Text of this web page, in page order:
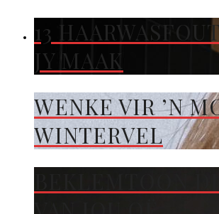
13
JY MAAK
WENKE VIR ’N
WINTERVEL